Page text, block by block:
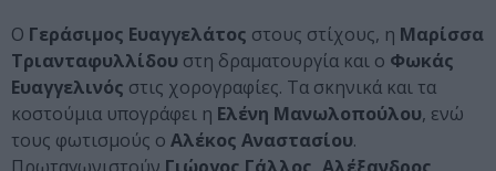
Ο Γεράσιμος Ευαγγελάτος στους στίχους, η Μαρίσσα
Τριανταφυλλίδου στη δραματουργία και ο Φωκάς
Ευαγγελινός στις χορογραφίες. Τα σκηνικά και τα
κοστούμια υπογράφει η Ελένη Μανωλοπούλου, ενώ
τους φωτισμούς ο Αλέκος Αναστασίου.